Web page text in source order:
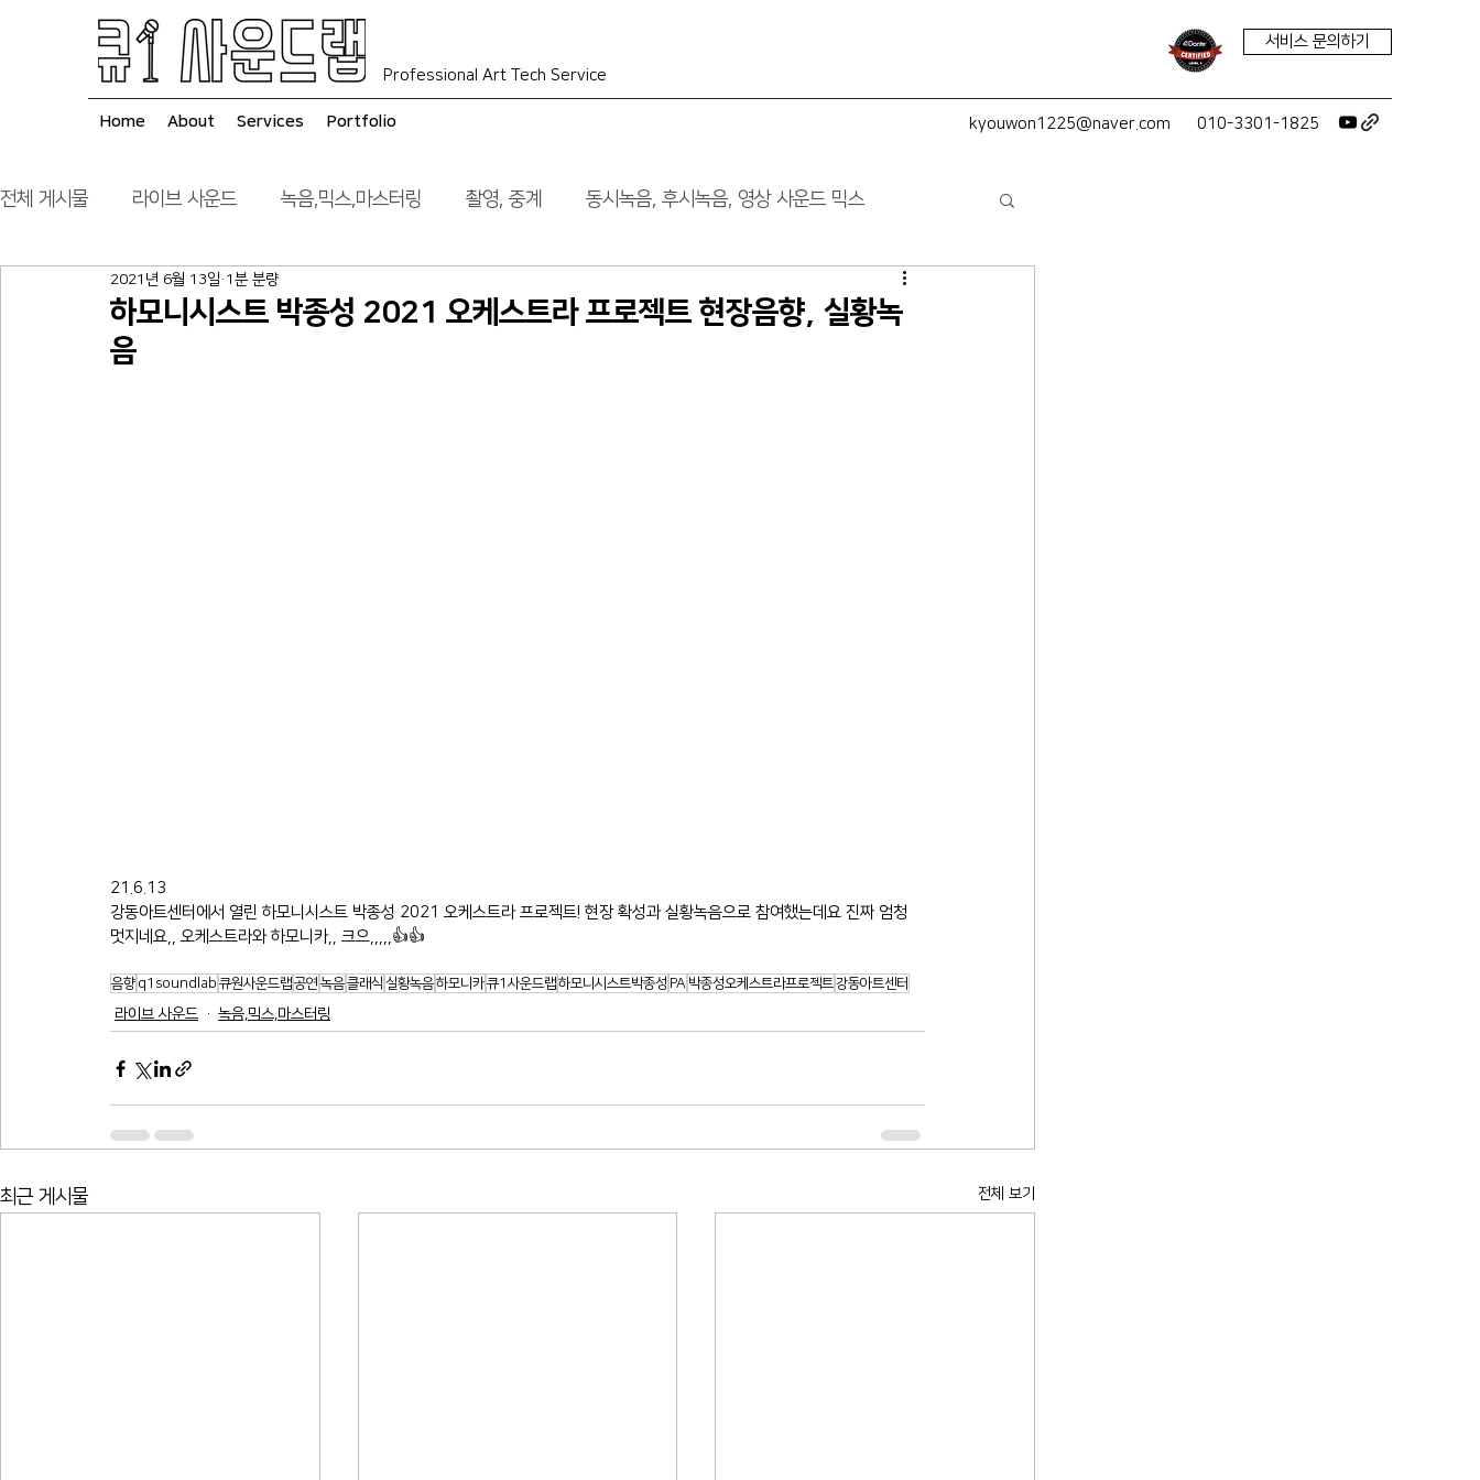
Professional Art Tech Service
서비스 문의하기
Home About Services Portfolio kyouwon1225@naver.com 010-3301-1825
전체 게시물 라이브 사운드 녹음,믹스,마스터링 촬영, 중계 동시녹음, 후시녹음, 영상 사운드 믹스
음향 시스템 컨설팅 시공
하모니시스트 박종성 2021 오케스트라 프로젝트 현장음향, 실황녹
음
2021년 6월 13일 1분 분량
21.6.13
강동아트센터에서 열린 하모니시스트 박종성 2021 오케스트라 프로젝트! 현장 확성과 실황녹음으로 참여했는데요 진짜 엄청
멋지네요,, 오케스트라와 하모니카,, 크으,,,,,👍👍
음향 q1soundlab 큐원사운드랩공연 녹음클래식 실황녹음하모니카큐1사운드랩하모니시스트박종성 PA 박종성오케스트라프로젝트강동아트센터
라이브 사운드 녹음,믹스,마스터링
최근 게시물 전체 보기